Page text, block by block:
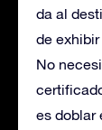
da al
de
No
es doblar